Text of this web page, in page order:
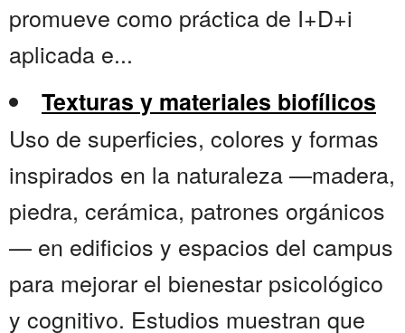
promueve como práctica de I+D+i
aplicada e...
Texturas y materiales biofílicos
Uso de superficies, colores y formas
inspirados en la naturaleza —madera,
piedra, cerámica, patrones orgánicos
— en edificios y espacios del campus
para mejorar el bienestar psicológico
y cognitivo. Estudios muestran que